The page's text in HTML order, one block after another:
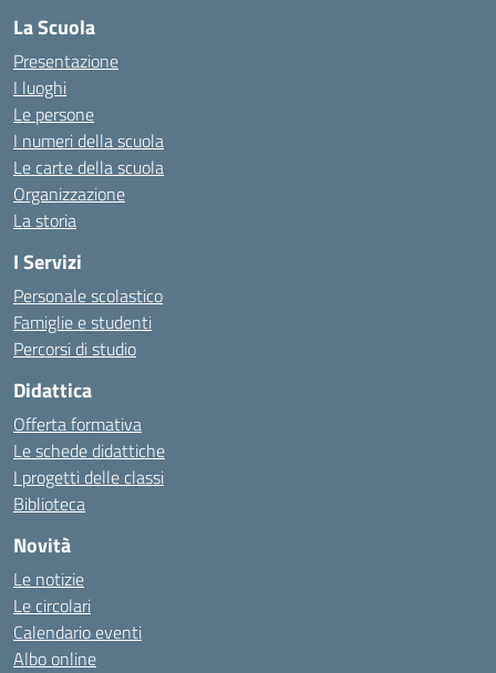
La Scuola
Presentazione
I luoghi
Le persone
I numeri della scuola
Le carte della scuola
Organizzazione
La storia
I Servizi
Personale scolastico
Famiglie e studenti
Percorsi di studio
Didattica
Offerta formativa
Le schede didattiche
I progetti delle classi
Biblioteca
Novità
Le notizie
Le circolari
Calendario eventi
Albo online